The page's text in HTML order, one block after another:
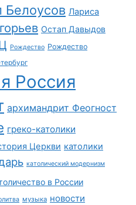
Белоусов Лариса
Остап Давыдов
Рождество Рождество
Россия
архимандрит Феогност
греко-католики
Церкви католики
католический модернизм
в России
музыка новости